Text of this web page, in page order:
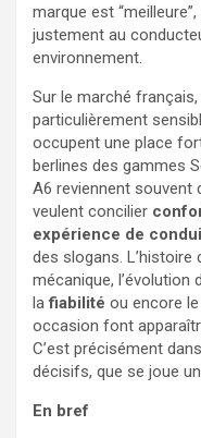
marque est
justement au
environnement.
Sur le marché
particulièrement
occupent une place
berlines des gammes
A6 reviennent souvent
veulent concilier
expérience de
des slogans. L’histoire
mécanique, l’évolution
lafiabilité ou encore
occasion font
C’est précisément
décisifs, que se joue
En bref